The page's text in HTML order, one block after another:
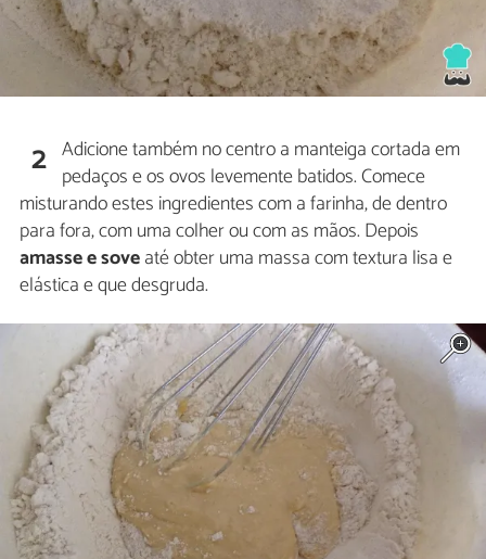
2 Adicione também no centro a manteiga cortada em
pedaços e os ovos levemente batidos. Comece
misturando estes ingredientes com a farinha, de dentro
para fora, com uma colher ou com as mãos. Depois
amasse e soveaté obter uma massa com textura lisa e
elástica e que desgruda.